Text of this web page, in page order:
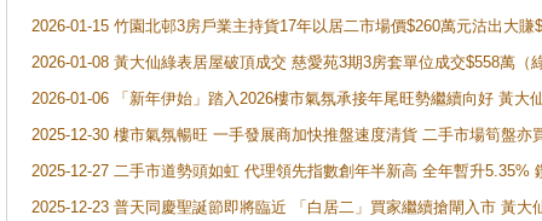
2026-01-15 竹園北邨3房戶業主持貨17年以居二市場價$260萬元沽出大賺
2026-01-08 黃大仙綠表居屋破頂成交 慈愛苑3期3房套單位成交$558萬（
2026-01-06 「新年伊始」踏入2026樓市氣氛承接年尾旺勢繼續向好 黃
2025-12-30 樓市氣氛暢旺 一手發展商加快推盤速度清貨 二手市場筍盤
2025-12-27 二手市道勢頭如虹 代理領先指數創年半新高 全年暫升5.35%
2025-12-23 普天同慶聖誕節即將臨近 「白居二」買家繼續搶閘入市 黃